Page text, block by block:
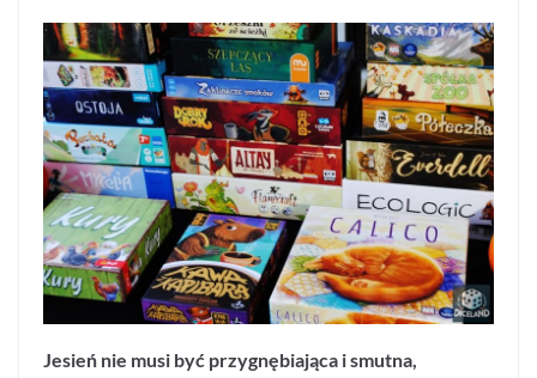
Jesień nie musi być przygnębiająca i smutna,